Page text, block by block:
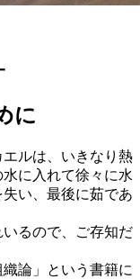
に
ルは、いきなり熱
に入れて徐々に水
い、最後に茹であ
るので、ご存知だ
論」という書籍に